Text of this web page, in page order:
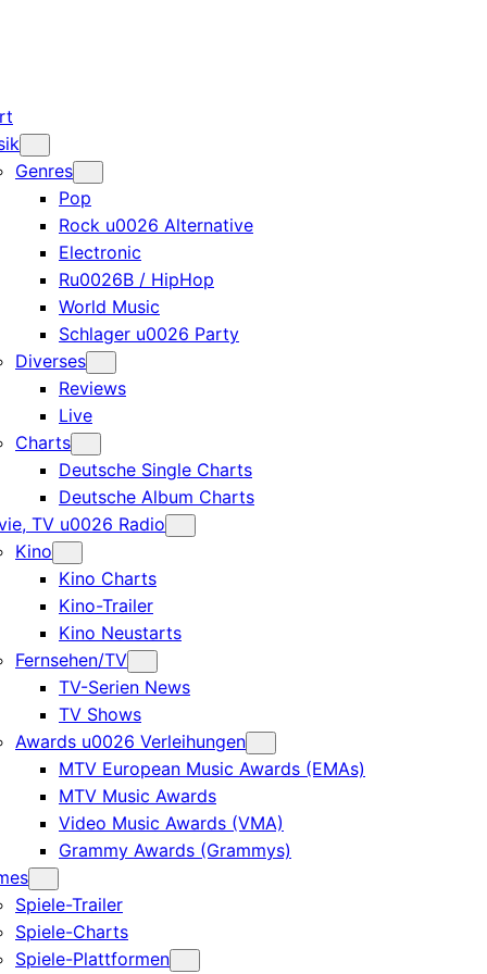
Genres
Pop
Rock u0026 Alternative
Electronic
Ru0026B / HipHop
World Music
Schlager u0026 Party
Diverses
Reviews
Live
Charts
Deutsche Single Charts
Deutsche Album Charts
TV u0026 Radio
Kino
Kino Charts
Kino-Trailer
Kino Neustarts
Fernsehen/TV
TV-Serien News
TV Shows
Awards u0026 Verleihungen
MTV European Music Awards (EMAs)
MTV Music Awards
Video Music Awards (VMA)
Grammy Awards (Grammys)
Spiele-Trailer
Spiele-Charts
Spiele-Plattformen